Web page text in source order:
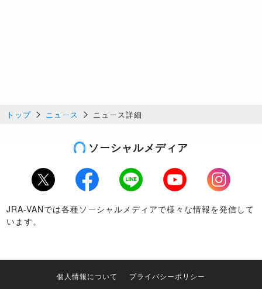
トップ ニュース ニュース詳細
ソーシャルメディア
Twitter Facebook LINE Youtube
Instagram
JRA-VANでは各種ソーシャルメディアで様々な情報を発信して
います。
個人情報について プライバシーポリシー